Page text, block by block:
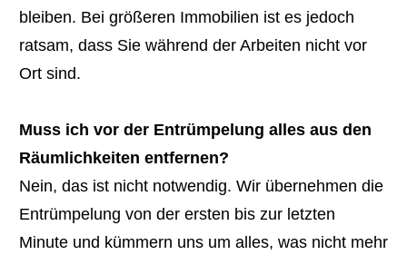
bleiben. Bei größeren Immobilien ist es jedoch
ratsam, dass Sie während der Arbeiten nicht vor
Ort sind.
Muss ich vor der Entrümpelung alles aus den
Räumlichkeiten entfernen?
Nein, das ist nicht notwendig. Wir übernehmen die
Entrümpelung von der ersten bis zur letzten
Minute und kümmern uns um alles, was nicht mehr